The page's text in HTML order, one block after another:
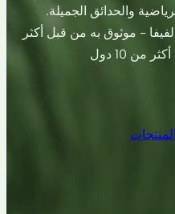
والحدائق الجميلة.
- موثوق به من قبل أكثر